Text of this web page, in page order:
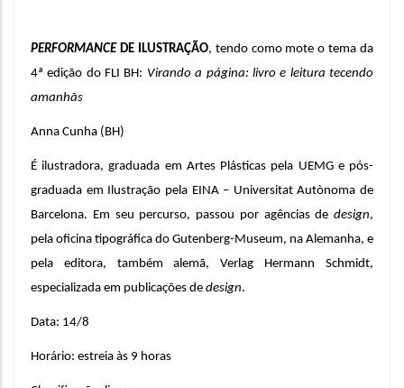
PERFORMANCE DE ILUSTRAÇÃO, tendo como mote o tema da
4ª edição do FLI BH: Virando a página: livro e leitura tecendo
amanhãs
Anna Cunha (BH)
É ilustradora, graduada em Artes Plásticas pela UEMG e pós-
graduada em Ilustração pela EINA – Universitat Autònoma de
Barcelona. Em seu percurso, passou por agências de design,
pela oficina tipográfica do Gutenberg-Museum, na Alemanha, e
pela editora, também alemã, Verlag Hermann Schmidt,
especializada em publicações de design.
Data: 14/8
Horário: estreia às 9 horas